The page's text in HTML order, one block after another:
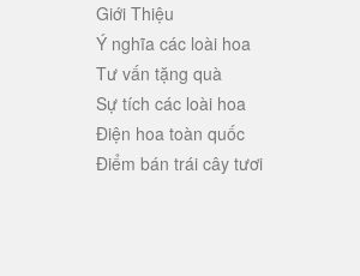
Giới Thiệu
Ý nghĩa các loài hoa
Tư vấn tặng quà
Sự tích các loài hoa
Điện hoa toàn quốc
Điểm bán trái cây tươi